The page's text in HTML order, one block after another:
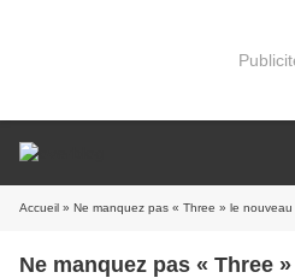
Accueil » Ne manquez pas « Three » le nouveau
Ne manquez pas « Three